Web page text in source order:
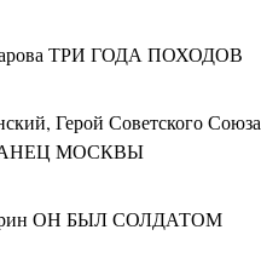
ТРИ ГОДА ПОХОДОВ
Герой Советского Союза
МОСКВЫ
ОН БЫЛ СОЛДАТОМ